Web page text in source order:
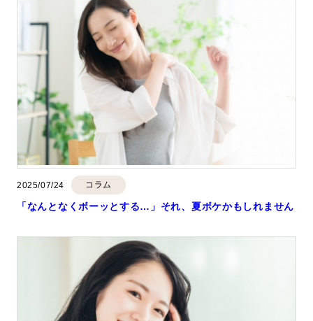
2025/07/24 コラム
「なんとなくボーッとする…」それ、夏ボケかもしれません